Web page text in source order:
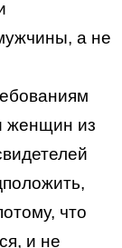
а не
женщин из
что
и не